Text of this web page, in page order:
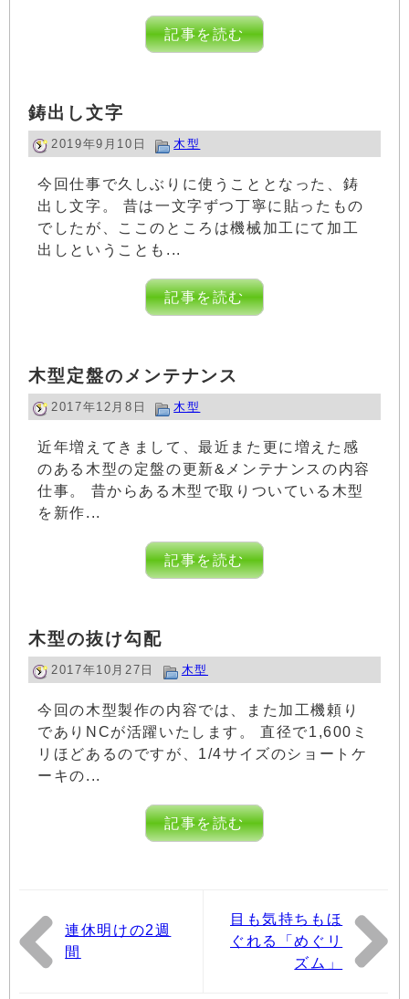
記事を読む
鋳出し文字
2019年9月10日 木型
今回仕事で久しぶりに使うこととなった、鋳
出し文字。 昔は一文字ずつ丁寧に貼ったもの
でしたが、ここのところは機械加工にて加工
出しということも...
記事を読む
木型定盤のメンテナンス
2017年12月8日 木型
近年増えてきまして、最近また更に増えた感
のある木型の定盤の更新&メンテナンスの内容
仕事。 昔からある木型で取りついている木型
を新作...
記事を読む
木型の抜け勾配
2017年10月27日 木型
今回の木型製作の内容では、また加工機頼り
でありNCが活躍いたします。 直径で1,600ミ
リほどあるのですが、1/4サイズのショートケ
ーキの...
記事を読む
連休明けの2週
間
目も気持ちもほ
ぐれる「めぐリ
ズム」